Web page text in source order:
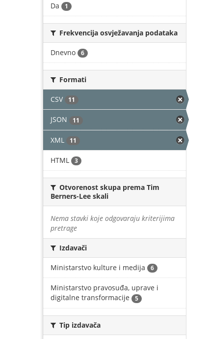
Da 1
Frekvencija osvježavanja podataka
Dnevno 6
Formati
CSV 11
JSON 11
XML 11
HTML 3
Otvorenost skupa prema Tim
Berners-Lee skali
Nema stavki koje odgovaraju kriterijima
pretrage
Izdavači
Ministarstvo kulture i medija 6
Ministarstvo pravosuđa, uprave i
digitalne transformacije
5
Tip izdavača